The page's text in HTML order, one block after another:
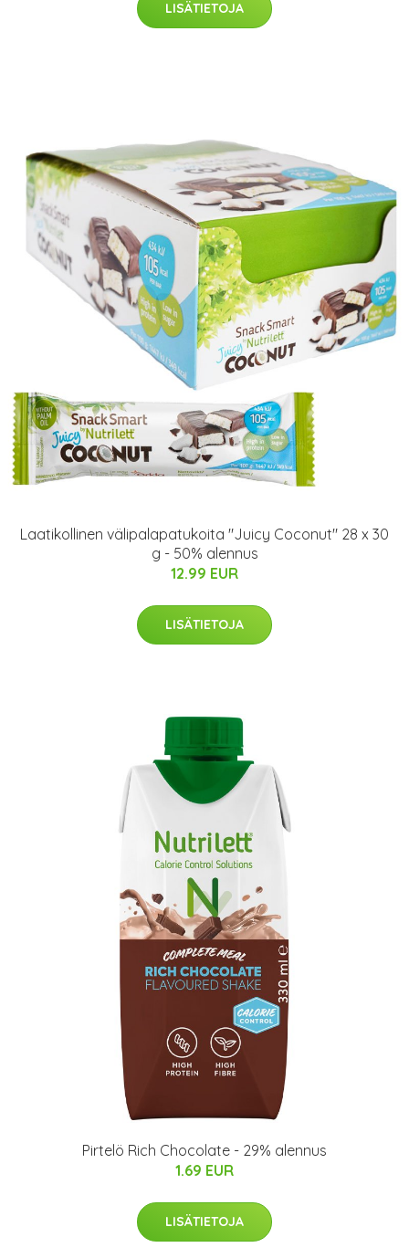
LISÄTIETOJA
Laatikollinen välipalapatukoita "Juicy Coconut" 28 x 30
g - 50% alennus
12.99 EUR
LISÄTIETOJA
Pirtelö Rich Chocolate - 29% alennus
1.69 EUR
LISÄTIETOJA